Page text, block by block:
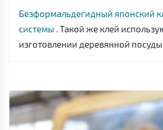
Безформальдегидный японский
системы . Такой же клей
изготовлении деревянной